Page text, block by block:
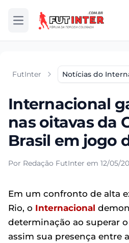
Abrir menu
FutInter Notícias do
Internacional
nas oitavas da
Brasil em jogo
Por Redação FutInter em 12/05/
Em um confronto de alta
Rio, o Internacional
determinação ao superar
assim sua presença entre